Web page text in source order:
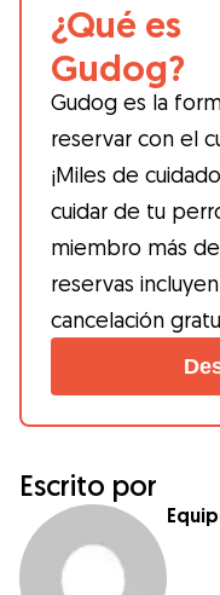
¿Qué es
Gudog?
Gudog es la
reservar con el
¡Miles de
cuidar de tu
miembro más de
reservas
cancelación
Escrito por